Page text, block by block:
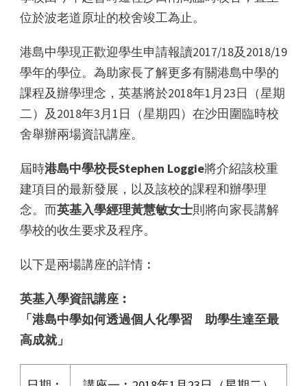
位於波老道原址的校舍竣工為止。
港島中學現正歡迎學生申請報讀2017/18及2018/19
學年的學位。為助家長了解更多有關港島中學的
課程及辦學理念，英基將於2018年1月23日（星期
二）及2018年3月1日（星期四）在沙田圍臨時校
舍舉辦兩場資訊講座。
屆時港島中學校長Stephen Loggie將介紹該校重
建項目的最新發展，以及該校的課程和辦學理
念。而英基入學經理黃慧敏女士則將向家長講解
學校的收生要求及程序。
以下是兩場講座的詳情︰
英基入學資訊講座 ︰
「港島中學如何透過個人化學習
助學生達至最
高成就」